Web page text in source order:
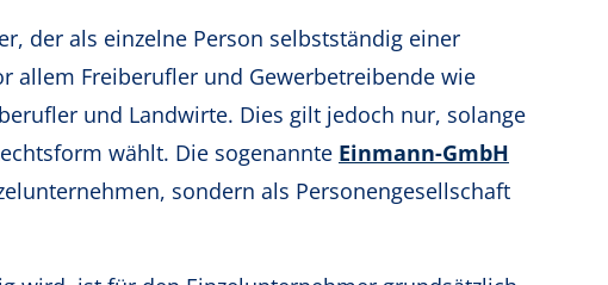
der als einzelne Person selbstständig einer
allem Freiberufler und Gewerbetreibende wie
und Landwirte. Dies gilt jedoch nur, solange
wählt. Die sogenannte Einmann-GmbH
sondern als Personengesellschaft